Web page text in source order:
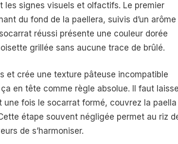
les signes visuels et olfactifs. Le premier
du fond de la paellera, suivis d’un arôme
réussi présente une couleur dorée
grillée sans aucune trace de brûlé.
et crée une texture pâteuse incompatible
en tête comme règle absolue. Il faut
une fois le socarrat formé, couvrez la paella
étape souvent négligée permet au riz
de s’harmoniser.